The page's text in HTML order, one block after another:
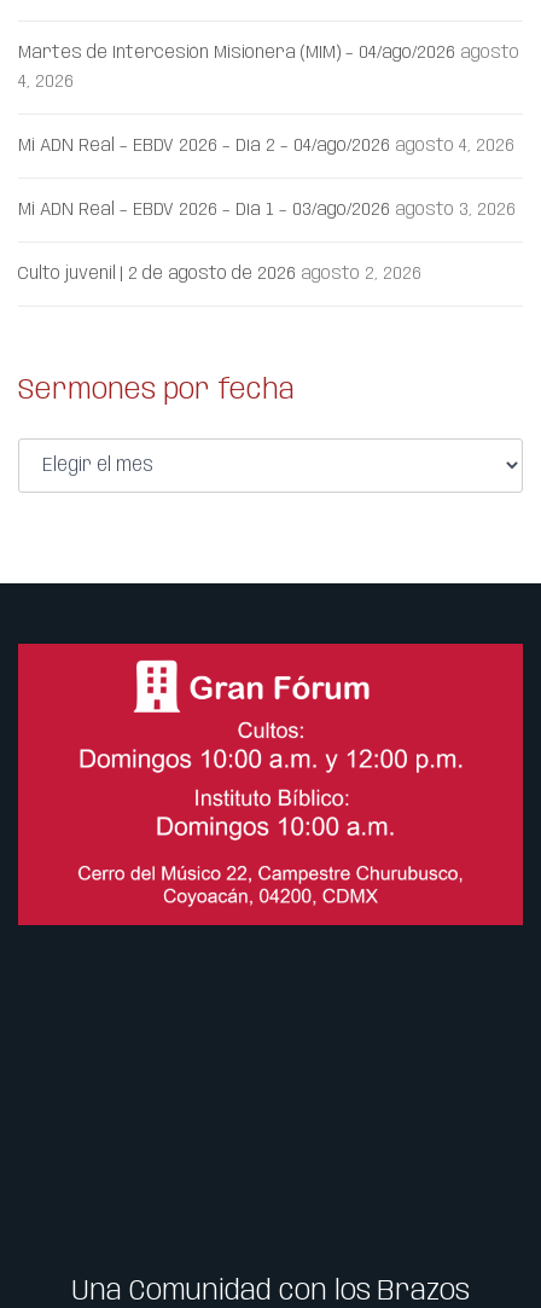
Martes de Intercesión Misionera (MIM) – 04/ago/2026 agosto
4, 2026
Mi ADN Real – EBDV 2026 – Día 2 – 04/ago/2026 agosto 4, 2026
Mi ADN Real – EBDV 2026 – Día 1 – 03/ago/2026 agosto 3, 2026
Culto juvenil | 2 de agosto de 2026 agosto 2, 2026
Sermones por fecha
Una Comunidad con los Brazos